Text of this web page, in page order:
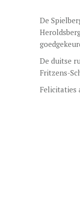
De
De duitse
Fritzens-
Felicitaties